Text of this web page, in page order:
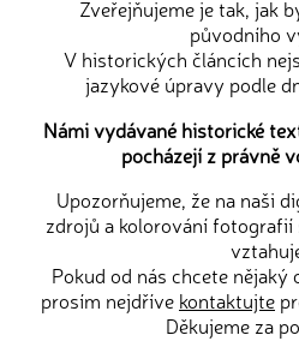
Zveřejňujeme je tak, jak
původního
V historických článcích
jazykové úpravy podle
Námi vydávané historické
pocházejí z právně
Upozorňujeme, že na naši
zdrojů a kolorování fotografií
Pokud od nás chcete nějaký
prosím nejdříve kontaktujte
Děkujeme za